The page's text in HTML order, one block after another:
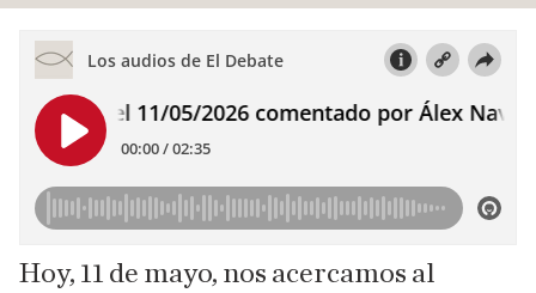
Hoy, 11 de mayo, nos acercamos al